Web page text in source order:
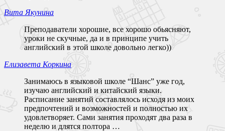
Вита Якунина
Преподаватели хорошие, все хорошо обьясняют,
уроки не скучные, да и в принципе учить
английский в этой школе довольно легко))
Елизавета Коркина
Занимаюсь в языковой школе “Шанс” уже год,
изучаю английский и китайский языки.
Расписание занятий составлялось исходя из моих
предпочтений и возможностей и полностью их
удовлетворяет. Сами занятия проходят два раза в
неделю и длятся полтора …